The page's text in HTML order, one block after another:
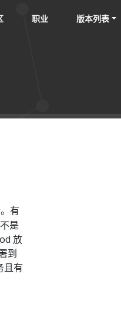
职业 版本列表
有
是
放
到
且有